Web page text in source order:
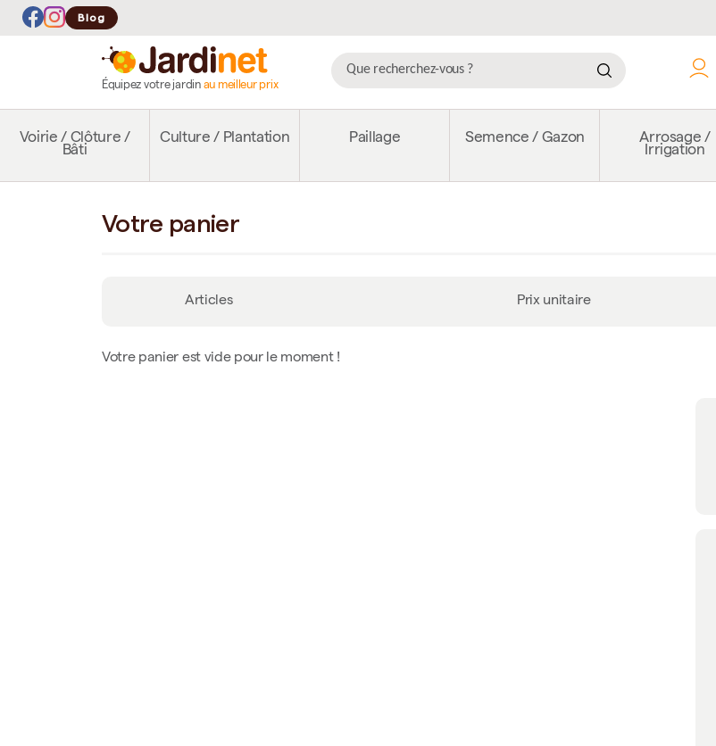
Blog
Équipez votre jardin au meilleur prix
Voirie / Clôture /
Bâti
Culture / Plantation Paillage Semence / Gazon
Arrosage /
Irrigation
Votre panier
Articles Prix unitaire
Votre panier est vide pour le moment !